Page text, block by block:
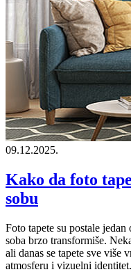
09.12.2025.
Kako da foto
sobu
Foto tapete su postale
soba brzo transformiše.
ali danas se tapete sve više
atmosferu i vizuelni identitet.